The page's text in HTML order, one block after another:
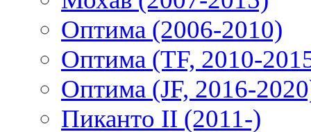
Оптима (2006-2010)
Оптима (TF, 2010-
Оптима (JF, 2016-
Пиканто II (2011-)